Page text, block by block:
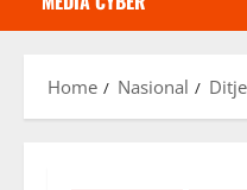
Home Nasional